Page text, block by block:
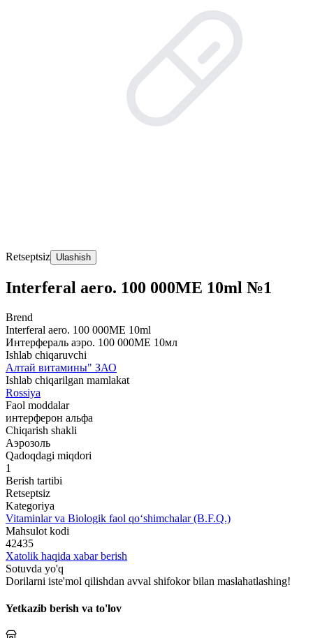
Retseptsiz Ulashish
Interferal aero. 100 000MЕ 10ml №1
Brend
Interferal aero. 100 000MЕ 10ml
Интерфераль аэро. 100 000МЕ 10мл
Ishlab chiqaruvchi
Алтай витамины" ЗАО
Ishlab chiqarilgan mamlakat
Rossiya
Faol moddalar
интерферон альфа
Chiqarish shakli
Аэрозоль
Qadoqdagi miqdori
1
Berish tartibi
Retseptsiz
Kategoriya
Vitaminlar va Biologik faol qo‘shimchalar (B.F.Q.)
Mahsulot kodi
42435
Xatolik haqida xabar berish
Sotuvda yo'q
Dorilarni iste'mol qilishdan avval shifokor bilan maslahatlashing!
Yetkazib berish va to'lov